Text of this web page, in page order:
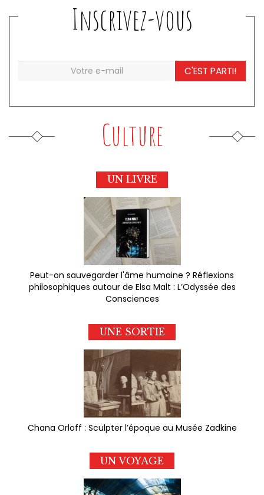
Inscrivez-vous
C'EST PARTI!
Culture
UN LIVRE
Peut-on sauvegarder l'âme humaine ? Réflexions
philosophiques autour de Elsa Malt : L’Odyssée des
Consciences
UNE SORTIE
Chana Orloff : Sculpter l’époque au Musée Zadkine
UN VOYAGE